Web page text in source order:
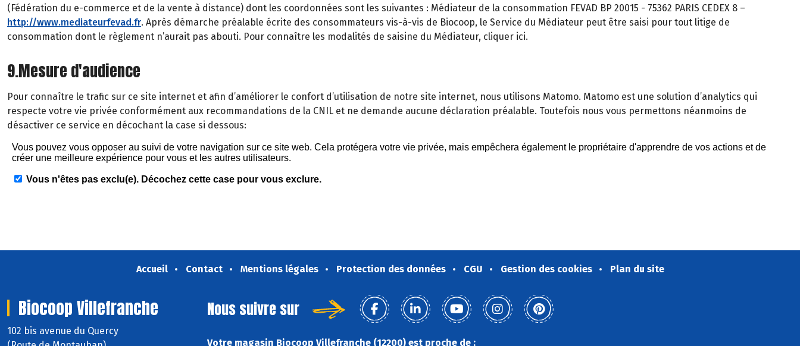
(Fédération du e-commerce et de la vente à distance) dont les coordonnées sont les suivantes : Médiateur de la consommation FEVAD BP 20015 - 75362 PARIS CEDEX 8 –
http://www.mediateurfevad.fr. Après démarche préalable écrite des consommateurs vis-à-vis de Biocoop, le Service du Médiateur peut être saisi pour tout litige de
consommation dont le règlement n’aurait pas abouti. Pour connaître les modalités de saisine du Médiateur, cliquer ici.
9.Mesure d'audience
Pour connaître le trafic sur ce site internet et afin d’améliorer le confort d’utilisation de notre site internet, nous utilisons Matomo. Matomo est une solution d’analytics qui
respecte votre vie privée conformément aux recommandations de la CNIL et ne demande aucune déclaration préalable. Toutefois nous vous permettons néanmoins de
désactiver ce service en décochant la case si dessous:
Accueil Contact Mentions légales Protection des données CGU Gestion des cookies Plan du site
Biocoop Villefranche
102 bis avenue du Quercy
Nous suivre sur
Votre magasin Biocoop Villefranche (12200) est proche de :